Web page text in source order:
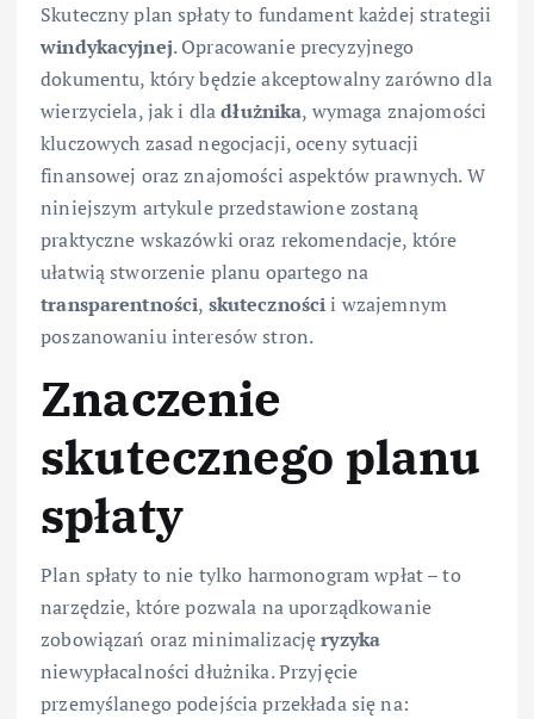
Skuteczny plan spłaty to fundament każdej strategii
windykacyjnej. Opracowanie precyzyjnego
dokumentu, który będzie akceptowalny zarówno dla
wierzyciela, jak i dladłużnika, wymaga znajomości
kluczowych zasad negocjacji, oceny sytuacji
finansowej oraz znajomości aspektów prawnych. W
niniejszym artykule przedstawione zostaną
praktyczne wskazówki oraz rekomendacje, które
ułatwią stworzenie planu opartego na
transparentności, skutecznościi wzajemnym
poszanowaniu interesów stron.
Znaczenie
skutecznego planu
spłaty
Plan spłaty to nie tylko harmonogram wpłat – to
narzędzie, które pozwala na uporządkowanie
zobowiązań oraz minimalizacjęryzyka
niewypłacalności dłużnika. Przyjęcie
przemyślanego podejścia przekłada się na: